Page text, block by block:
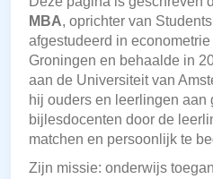
MBA, oprichter van
afgestudeerd in
Groningen en behaalde in
aan de Universiteit van
hij ouders en leerlingen aan
bijlesdocenten door de
matchen en persoonlijk te
Zijn missie: onderwijs